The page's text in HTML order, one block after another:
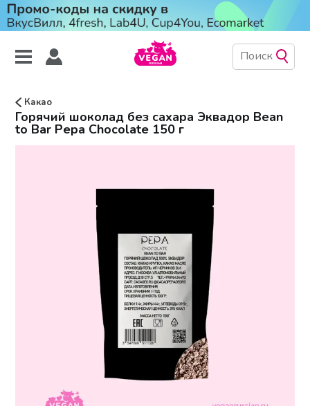
Какао
Горячий шоколад без сахара Эквадор Bean
to Bar Pepa Chocolate 150 г